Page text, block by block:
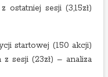
ostatniej sesji (3,15zł)
startowej (150 akcji)
sesji (23zł) – analiza